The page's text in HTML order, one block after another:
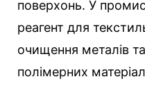
поверхонь. У
реагент для
очищення металів
полімерних